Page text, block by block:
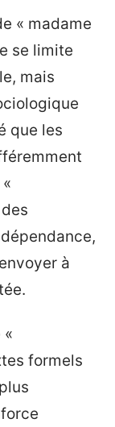
« madame
se limite
mais
que les
à
«
formels